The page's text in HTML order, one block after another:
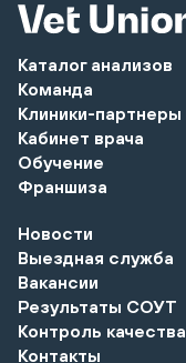
Каталог анализов
Команда
Клиники-партнеры
Кабинет врача
Обучение
Франшиза
Новости
Выездная служба
Вакансии
Результаты СОУТ
Контроль качества
Контакты